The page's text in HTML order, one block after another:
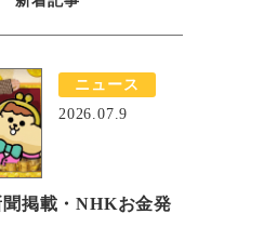
ニュース
2026.07.9
聞掲載・NHKお金発